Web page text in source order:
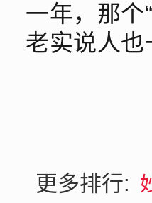
一年，那个
老实说人也
更多排行: